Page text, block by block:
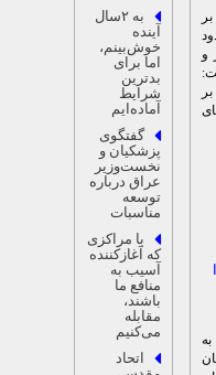
به ۲سال
آینده
خوش‌بینم،
اما برای
بدترین
شرایط
آماده‌ایم
گفتگوی
پزشکیان و
نخست‌وزیر
عراق درباره
توسعه
مناسبات
با مراکزی
که آغازکننده
آسیب به
منافع ما
باشند،
مقابله
می‌کنیم
اتحاد